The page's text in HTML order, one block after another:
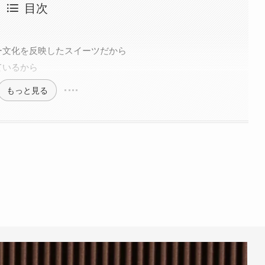
目次
化を反映したスイーツだから
るから
もっと見る